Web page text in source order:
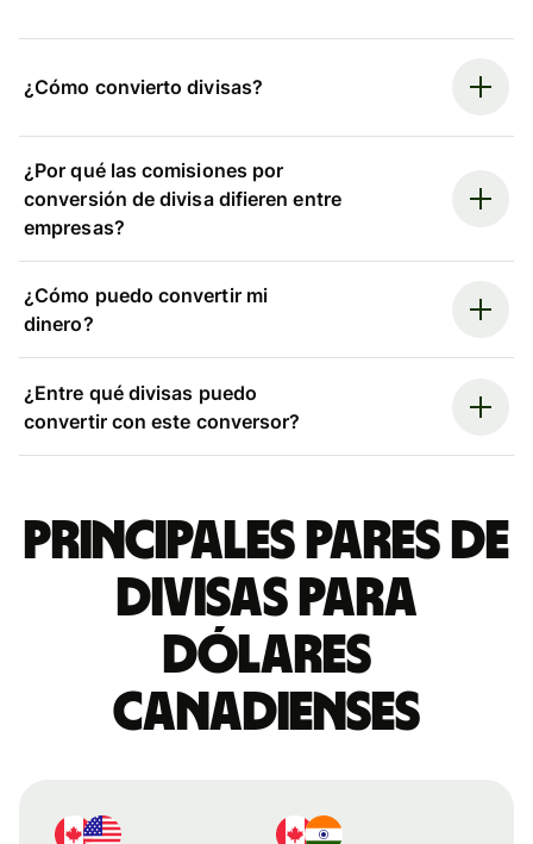
¿Cómo convierto divisas?
¿Por qué las comisiones por
conversión de divisa difieren entre
empresas?
¿Cómo puedo convertir mi
dinero?
¿Entre qué divisas puedo
convertir con este conversor?
Principales pares de
divisas para
dólares
canadienses